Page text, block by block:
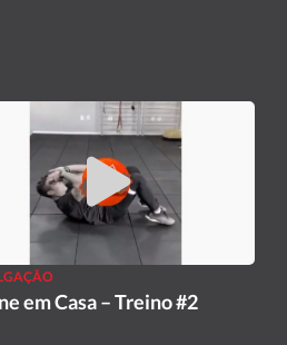
em Casa – Treino #2